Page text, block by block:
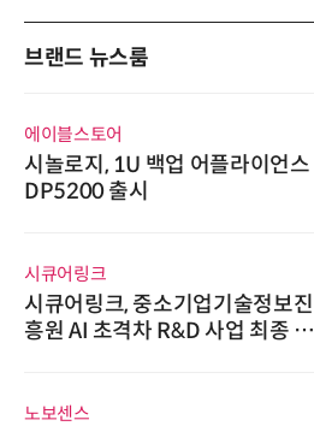
브랜드 뉴스룸
에이블스토어
시놀로지, 1U 백업 어플라이언스
DP5200 출시
시큐어링크
시큐어링크, 중소기업기술정보진
흥원 AI 초격차 R&D 사업 최종 선
노보센스